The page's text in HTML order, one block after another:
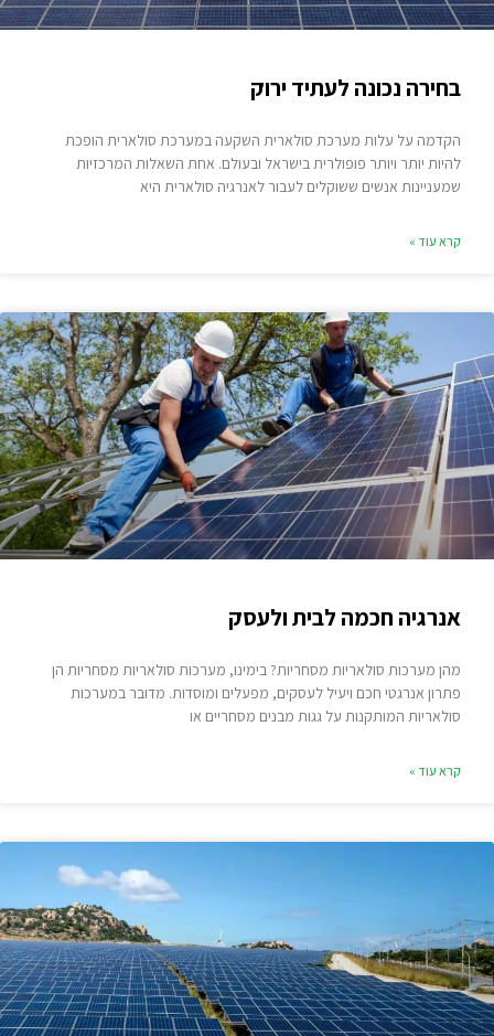
בחירה נכונה לעתיד ירוק
הקדמה על עלות מערכת סולארית השקעה במערכת סולארית הופכת
להיות יותר ויותר פופולרית בישראל ובעולם. אחת השאלות המרכזיות
שמעניינות אנשים ששוקלים לעבור לאנרגיה סולארית היא
קרא עוד »
אנרגיה חכמה לבית ולעסק
מהן מערכות סולאריות מסחריות? בימינו, מערכות סולאריות מסחריות הן
פתרון אנרגטי חכם ויעיל לעסקים, מפעלים ומוסדות. מדובר במערכות
סולאריות המותקנות על גגות מבנים מסחריים או
קרא עוד »